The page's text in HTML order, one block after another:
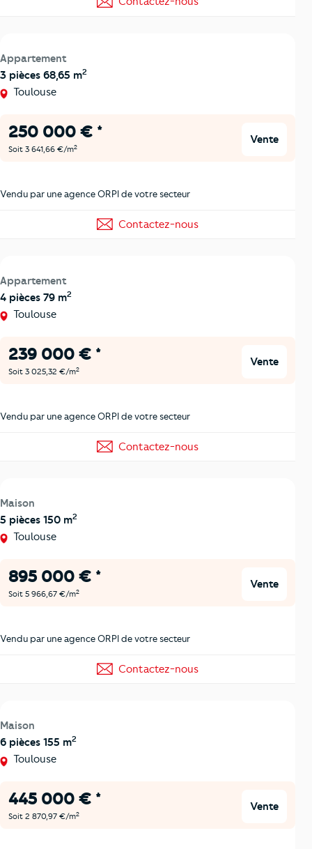
Appartement
3 pièces 68,65 m2
Toulouse
250 000 € *
Soit 3 641,66 €/m2
Vente
Vendu par une agence ORPI de votre secteur
Contactez-nous
Appartement
4 pièces 79 m2
Toulouse
239 000 € *
Soit 3 025,32 €/m2
Vente
Vendu par une agence ORPI de votre secteur
Contactez-nous
Maison
5 pièces 150 m2
Toulouse
895 000 € *
Soit 5 966,67 €/m2
Vente
Vendu par une agence ORPI de votre secteur
Contactez-nous
Maison
6 pièces 155 m2
Toulouse
445 000 € *
Soit 2 870,97 €/m2
Vente